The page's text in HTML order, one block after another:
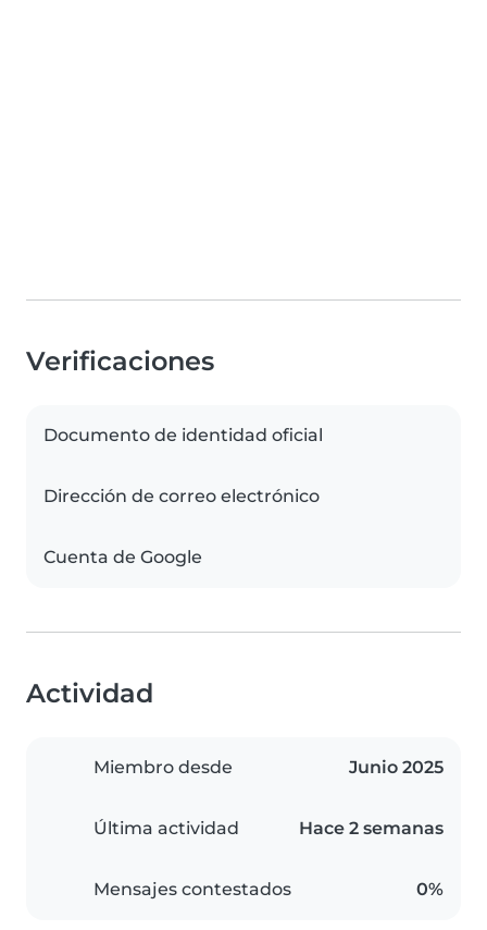
Verificaciones
Documento de identidad oficial
Dirección de correo electrónico
Cuenta de Google
Actividad
Miembro desde Junio 2025
Última actividad Hace 2 semanas
Mensajes contestados 0%